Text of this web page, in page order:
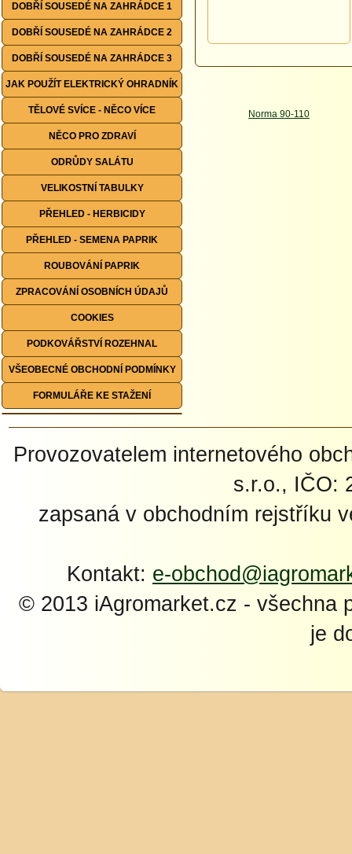
DOBŘÍ SOUSEDÉ NA ZAHRÁDCE 1
DOBŘÍ SOUSEDÉ NA ZAHRÁDCE 2
DOBŘÍ SOUSEDÉ NA ZAHRÁDCE 3
JAK POUŽÍT ELEKTRICKÝ OHRADNÍK
TĚLOVÉ SVÍCE - NĚCO VÍCE
NĚCO PRO ZDRAVÍ
ODRŮDY SALÁTU
VELIKOSTNÍ TABULKY
PŘEHLED - HERBICIDY
PŘEHLED - SEMENA PAPRIK
ROUBOVÁNÍ PAPRIK
ZPRACOVÁNÍ OSOBNÍCH ÚDAJŮ
COOKIES
PODKOVÁŘSTVÍ ROZEHNAL
VŠEOBECNÉ OBCHODNÍ PODMÍNKY
FORMULÁŘE KE STAŽENÍ
Provozovatelem internetového
s.r.o., IČO:
zapsaná v obchodním rejstříku
Kontakt: e-
© 2013 iAgromarket.cz - všechna
je